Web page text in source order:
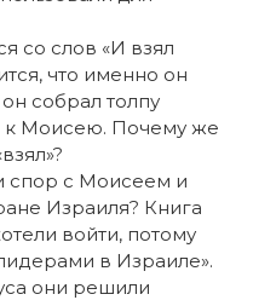
со слов «И взял
что именно он
собрал толпу
к Моисею. Почему же
спор с Моисеем и
Израиля? Книга
войти, потому
в Израиле».
они решили